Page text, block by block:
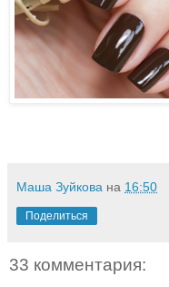
Маша Зуйкова на 16:50
Поделиться
33 комментария: